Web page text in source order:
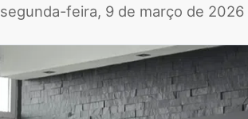
segunda-feira, 9 de março de 2026